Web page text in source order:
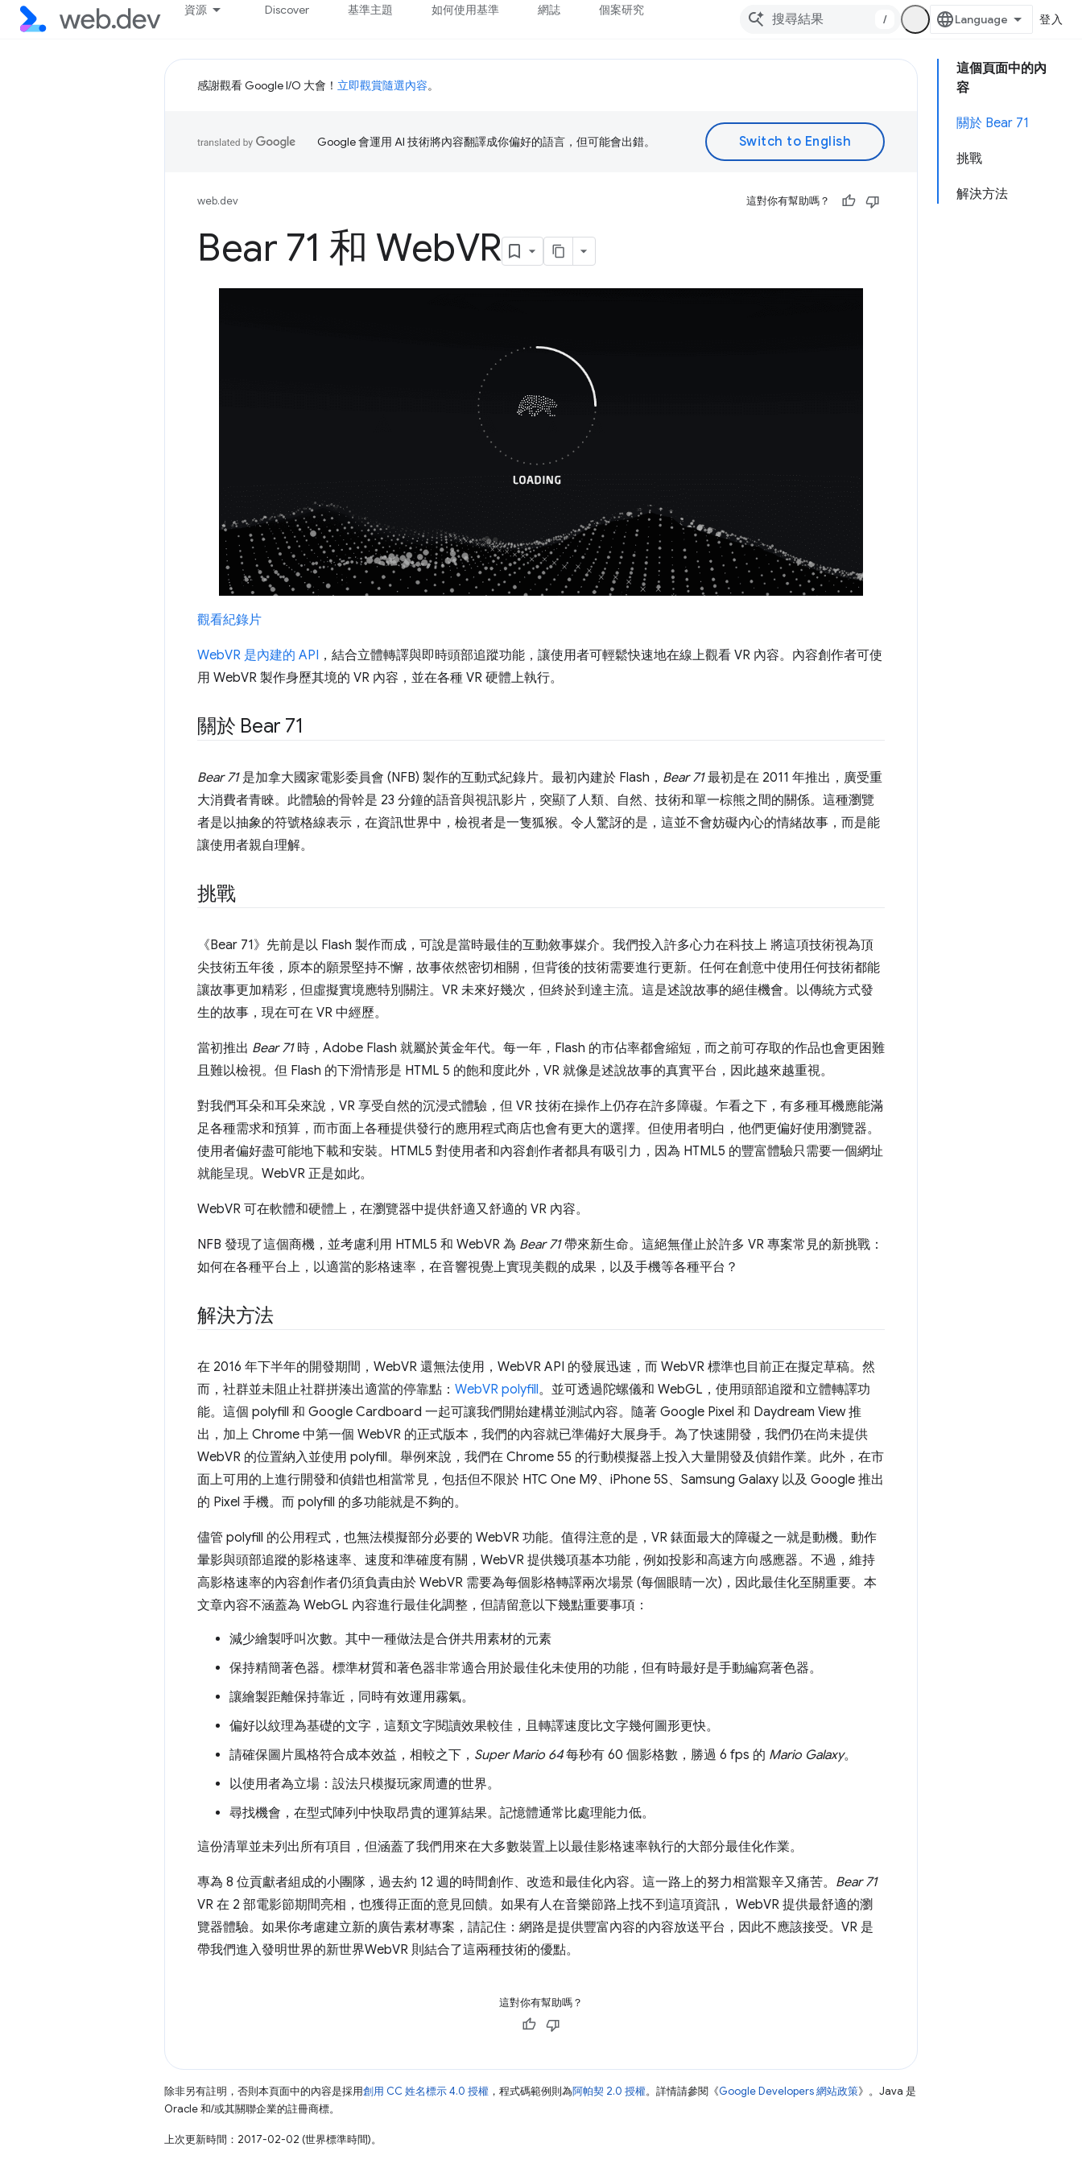
資源 Discover 基準主題 如何使用基準 網誌 個案研究
/ 登入
這個頁面中的內
容
關於 Bear 71
挑戰
解決方法
感謝觀看 Google I/O 大會！ 立即觀賞隨選內容。
Google 會運用 AI 技術將內容翻譯成你偏好的語言，但可能會出錯。
web.dev 這對你有幫助嗎？
Bear 71 和 WebVR
觀看紀錄片
WebVR 是內建的 API ，結合立體轉譯與即時頭部追蹤功能，讓使用者可輕鬆快速地在線上觀看 VR 內容。內容創作者可使
用 WebVR 製作身歷其境的 VR 內容，並在各種 VR 硬體上執行。
關於 Bear 71
Bear 71是加拿大國家電影委員會 (NFB) 製作的互動式紀錄片。最初內建於 Flash， Bear 71最初是在 2011 年推出，廣受重
大消費者青睞。此體驗的骨幹是 23 分鐘的語音與視訊影片，突顯了人類、自然、技術和單一棕熊之間的關係。這種瀏覽
者是以抽象的符號格線表示，在資訊世界中，檢視者是一隻狐猴。令人驚訝的是，這並不會妨礙內心的情緒故事，而是能
讓使用者親自理解。
挑戰
《Bear 71》 先前是以 Flash 製作而成，可說是當時最佳的互動敘事媒介。我們投入許多心力在科技上 將這項技術視為頂
尖技術五年後，原本的願景堅持不懈，故事依然密切相關，但背後的技術需要進行更新。任何在創意中使用任何技術都能
讓故事更加精彩，但虛擬實境應特別關注。VR 未來好幾次，但終於到達主流。這是述說故事的絕佳機會。以傳統方式發
生的故事，現在可在 VR 中經歷。
當初推出 Bear 71時，Adobe Flash 就屬於黃金年代。每一年，Flash 的市佔率都會縮短，而之前可存取的作品也會更困難
且難以檢視。但 Flash 的下滑情形是 HTML 5 的飽和度此外，VR 就像是述說故事的真實平台，因此越來越重視。
對我們耳朵和耳朵來說，VR 享受自然的沉浸式體驗，但 VR 技術在操作上仍存在許多障礙。乍看之下，有多種耳機應能滿
足各種需求和預算，而市面上各種提供發行的應用程式商店也會有更大的選擇。但使用者明白，他們更偏好使用瀏覽器。
使用者偏好盡可能地下載和安裝。HTML5 對使用者和內容創作者都具有吸引力，因為 HTML5 的豐富體驗只需要一個網址
就能呈現。WebVR 正是如此。
WebVR 可在軟體和硬體上，在瀏覽器中提供舒適又舒適的 VR 內容。
NFB 發現了這個商機，並考慮利用 HTML5 和 WebVR 為 Bear 71帶來新生命。這絕無僅止於許多 VR 專案常見的新挑戰：
如何在各種平台上，以適當的影格速率，在音響視覺上實現美觀的成果，以及手機等各種平台？
解決方法
在 2016 年下半年的開發期間，WebVR 還無法使用，WebVR API 的發展迅速，而 WebVR 標準也目前正在擬定草稿。然
而，社群並未阻止社群拼湊出適當的停靠點： WebVR polyfill。並可透過陀螺儀和 WebGL，使用頭部追蹤和立體轉譯功
能。這個 polyfill 和 Google Cardboard 一起可讓我們開始建構並測試內容。隨著 Google Pixel 和 Daydream View 推
出，加上 Chrome 中第一個 WebVR 的正式版本，我們的內容就已準備好大展身手。為了快速開發，我們仍在尚未提供
WebVR 的位置納入並使用 polyfill。舉例來說，我們在 Chrome 55 的行動模擬器上投入大量開發及偵錯作業。此外，在市
面上可用的上進行開發和偵錯也相當常見，包括但不限於 HTC One M9、iPhone 5S、Samsung Galaxy 以及 Google 推出
的 Pixel 手機。而 polyfill 的多功能就是不夠的。
儘管 polyfill 的公用程式，也無法模擬部分必要的 WebVR 功能。值得注意的是，VR 錶面最大的障礙之一就是動機。動作
暈影與頭部追蹤的影格速率、速度和準確度有關，WebVR 提供幾項基本功能，例如投影和高速方向感應器。不過，維持
高影格速率的內容創作者仍須負責由於 WebVR 需要為每個影格轉譯兩次場景 (每個眼睛一次)，因此最佳化至關重要。本
文章內容不涵蓋為 WebGL 內容進行最佳化調整，但請留意以下幾點重要事項：
減少繪製呼叫次數。其中一種做法是合併共用素材的元素
保持精簡著色器。標準材質和著色器非常適合用於最佳化未使用的功能，但有時最好是手動編寫著色器。
讓繪製距離保持靠近，同時有效運用霧氣。
偏好以紋理為基礎的文字，這類文字閱讀效果較佳，且轉譯速度比文字幾何圖形更快。
請確保圖片風格符合成本效益，相較之下， Super Mario 64每秒有 60 個影格數，勝過 6 fps 的 Mario Galaxy。
以使用者為立場：設法只模擬玩家周遭的世界。
尋找機會，在型式陣列中快取昂貴的運算結果。記憶體通常比處理能力低。
這份清單並未列出所有項目，但涵蓋了我們用來在大多數裝置上以最佳影格速率執行的大部分最佳化作業。
專為 8 位貢獻者組成的小團隊，過去約 12 週的時間創作、改造和最佳化內容。這一路上的努力相當艱辛又痛苦。 Bear 71
VR 在 2 部電影節期間亮相，也獲得正面的意見回饋。如果有人在音樂節路上找不到這項資訊， WebVR 提供最舒適的瀏
覽器體驗。如果你考慮建立新的廣告素材專案，請記住：網路是提供豐富內容的內容放送平台，因此不應該接受。VR 是
帶我們進入發明世界的新世界WebVR 則結合了這兩種技術的優點。
這對你有幫助嗎？
除非另有註明，否則本頁面中的內容是採用創用 CC 姓名標示 4.0 授權 ，程式碼範例則為阿帕契 2.0 授權。詳情請參閱《Google Developers 網站政策》。Java 是
Oracle 和/或其關聯企業的註冊商標。
上次更新時間：2017-02-02 (世界標準時間)。